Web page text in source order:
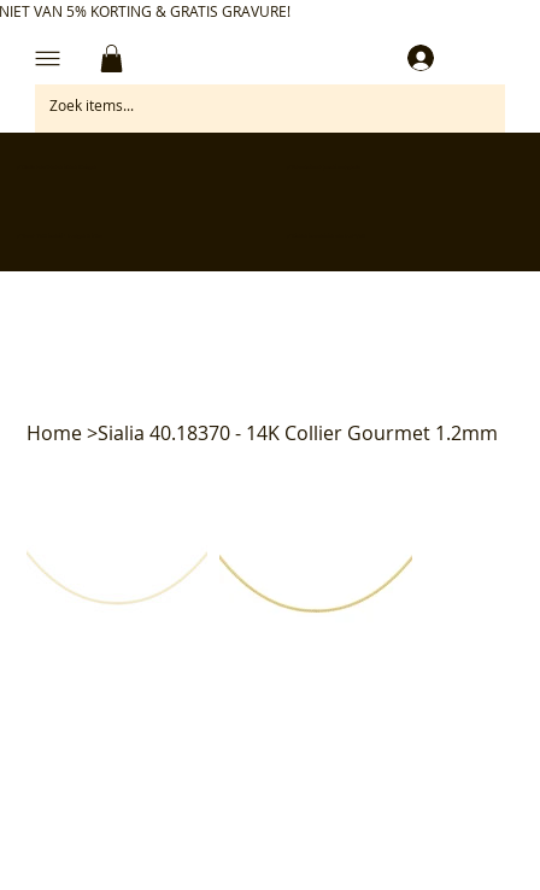
VAN 5% KORTING & GRATIS GRAVURE!
Home>Sialia 40.18370 - 14K Collier Gourmet 1.2mm